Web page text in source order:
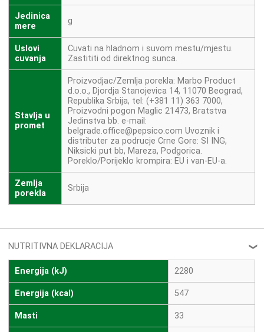
Jedinica
mere
g
Uslovi
cuvanja
Cuvati na hladnom i suvom mestu/mjestu.
Zastititi od direktnog sunca.
Stavlja u
promet
Proizvodjac/Zemlja porekla: Marbo Product
d.o.o., Djordja Stanojevica 14, 11070 Beograd,
Republika Srbija, tel: (+381 11) 363 7000,
Proizvodni pogon Maglic 21473, Bratstva
Jedinstva bb. e-mail:
belgrade.office@pepsico.com Uvoznik i
distributer za podrucje Crne Gore: SI ING,
Niksicki put bb, Mareza, Podgorica.
Poreklo/Porijeklo krompira: EU i van-EU-a.
Zemlja
porekla
Srbija
NUTRITIVNA DEKLARACIJA ❮
Energija (kJ) 2280
Energija (kcal) 547
Masti 33